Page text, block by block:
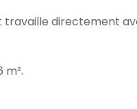
directement
m².